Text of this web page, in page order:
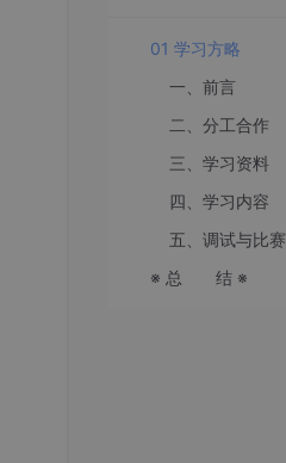
01 学习方略
一、前言
二、分工合作
三、学习资料
四、学习内容
五、调试与比赛
※ 总 结 ※